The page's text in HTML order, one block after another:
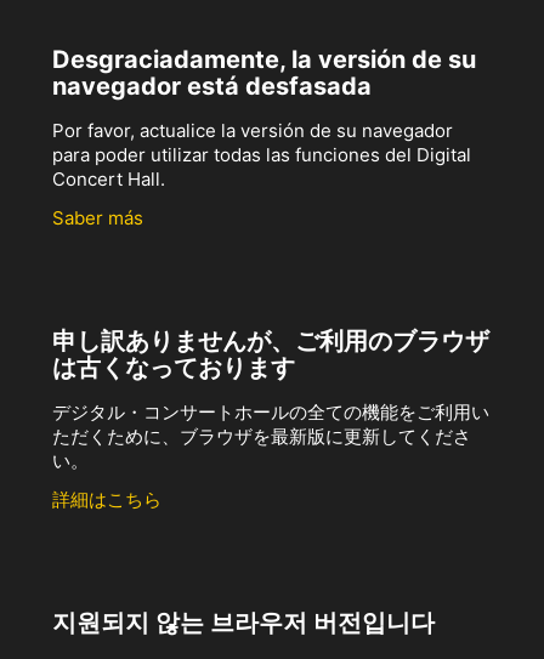
Desgraciadamente, la versión de su
navegador está desfasada
Por favor, actualice la versión de su navegador
para poder utilizar todas las funciones del Digital
Concert Hall.
Saber más
申し訳ありませんが、ご利用のブラウザ
は古くなっております
デジタル・コンサートホールの全ての機能をご利用い
ただくために、ブラウザを最新版に更新してくださ
い。
詳細はこちら
지원되지 않는 브라우저 버전입니다